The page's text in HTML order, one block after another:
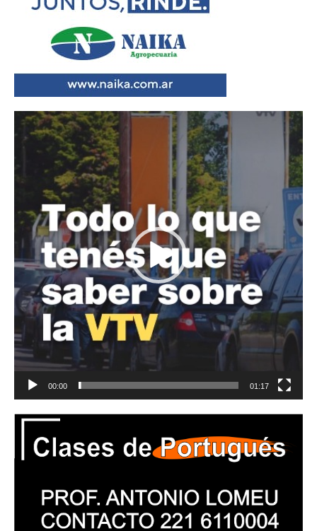
Reproductor
de
vídeo
00:00 01:17